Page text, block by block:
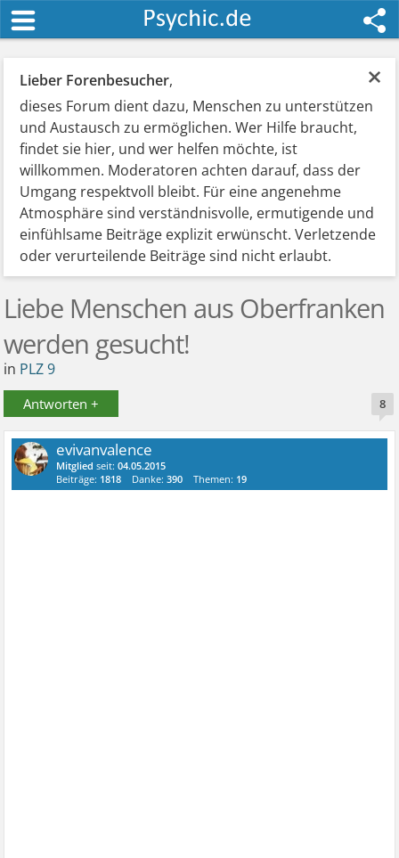
×
Lieber Forenbesucher,
dieses Forum dient dazu, Menschen zu unterstützen
und Austausch zu ermöglichen. Wer Hilfe braucht,
findet sie hier, und wer helfen möchte, ist
willkommen. Moderatoren achten darauf, dass der
Umgang respektvoll bleibt. Für eine angenehme
Atmosphäre sind verständnisvolle, ermutigende und
einfühlsame Beiträge explizit erwünscht. Verletzende
oder verurteilende Beiträge sind nicht erlaubt.
Liebe Menschen aus Oberfranken
werden gesucht!
in PLZ 9
Antworten + 8
evivanvalence
Mitglied seit:04.05.2015
Beiträge: 1818 Danke:390 Themen: 19